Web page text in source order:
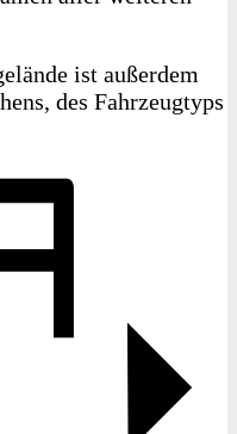
ist außerdem
des Fahrzeugtyps